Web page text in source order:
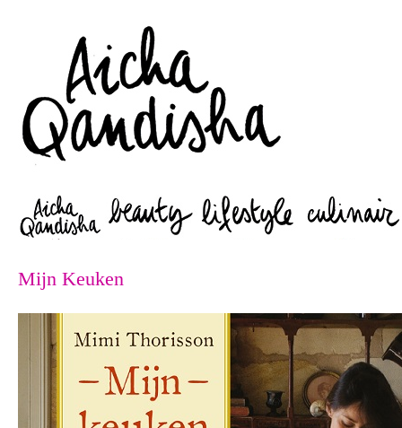
Mijn Keuken